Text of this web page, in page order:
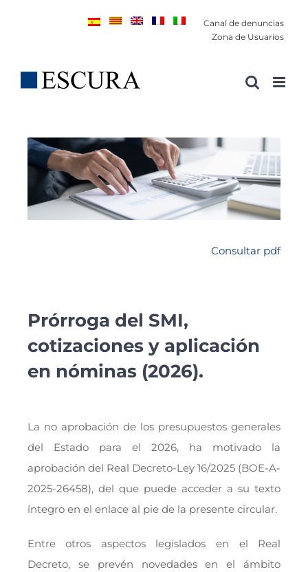
Canal de denuncias
Zona de Usuarios
Consultar pdf
Prórroga del SMI,
cotizaciones y aplicación
en nóminas (2026).
La no aprobación de los presupuestos generales
del Estado para el 2026, ha motivado la
aprobación del Real Decreto-Ley 16/2025 (BOE-A-
2025-26458), del que puede acceder a su texto
íntegro en el enlace al pie de la presente circular.
Entre otros aspectos legislados en el Real
Decreto, se prevén novedades en el ámbito